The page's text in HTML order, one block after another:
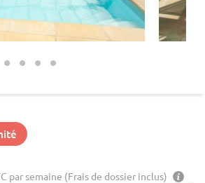
par semaine (Frais de dossier inclus)